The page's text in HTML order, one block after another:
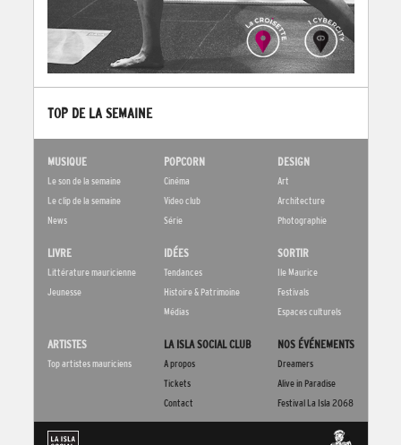
TOP DE LA SEMAINE
MUSIQUE
Le son de la semaine
Le clip de la semaine
News
POPCORN
Cinéma
Video club
Série
DESIGN
Art
Architecture
Photographie
LIVRE
Littérature mauricienne
Jeunesse
IDÉES
Tendances
Histoire & Patrimoine
Médias
SORTIR
Ile Maurice
Festivals
Espaces culturels
ARTISTES
Top artistes mauriciens
LA ISLA SOCIAL CLUB
A propos
Tickets
Contact
NOS ÉVÉNEMENTS
Dreamers
Alive in Paradise
Festival La Isla 2068